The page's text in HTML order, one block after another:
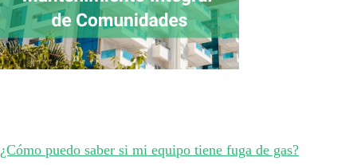
¿Cómo puedo saber si mi equipo tiene fuga de gas?